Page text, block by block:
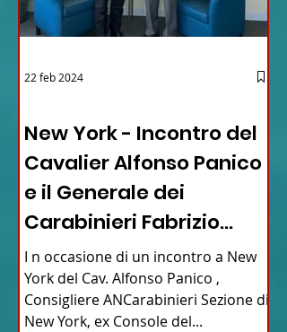
New York - Incontro del
Cavalier Alfonso Panico
e il Generale dei
Carabinieri Fabrizio
Parrulli
I n occasione di un incontro a New
York del Cav. Alfonso Panico ,
Consigliere ANCarabinieri Sezione di
New York, ex Console del...
22 feb 2024